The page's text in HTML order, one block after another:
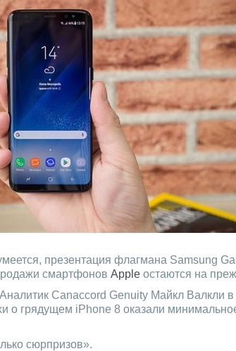
презентация флагмана Samsung
смартфонов Apple остаются на
Canaccord Genuity Майкл Валкли
грядущем iPhone 8 оказали
сюрпризов».